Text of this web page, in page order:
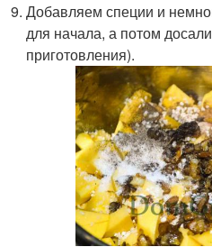
Добавляем специи и
для начала, а потом
приготовления).